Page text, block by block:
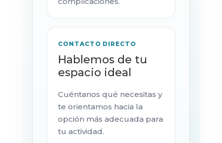
CONTACTO DIRECTO
Hablemos de tu
espacio ideal
Cuéntanos qué necesitas y
te orientamos hacia la
opción más adecuada para
tu actividad.